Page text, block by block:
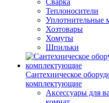
Сварка
Теплоносители
Уплотнительные
Хозтовары
Хомуты
Шпильки
Сантехническое
комплектующие
Аксессуары для